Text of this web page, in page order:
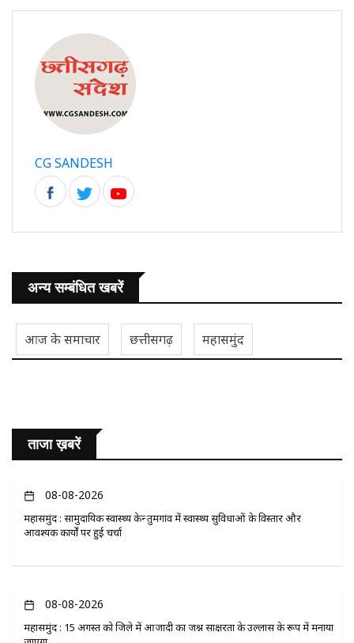
CG SANDESH
अन्य सम्बंधित खबरें
आज के समाचार छत्तीसगढ़ महासमुंद
ताजा ख़बरें
08-08-2026
महासमुंद : सामुदायिक स्वास्थ्य केन्द्र तुमगांव में स्वास्थ्य सुविधाओं के विस्तार और
आवश्यक कार्यों पर हुई चर्चा
08-08-2026
महासमुंद : 15 अगस्त को जिले में आजादी का जश्न साक्षरता के उल्लास के रूप में मनाया